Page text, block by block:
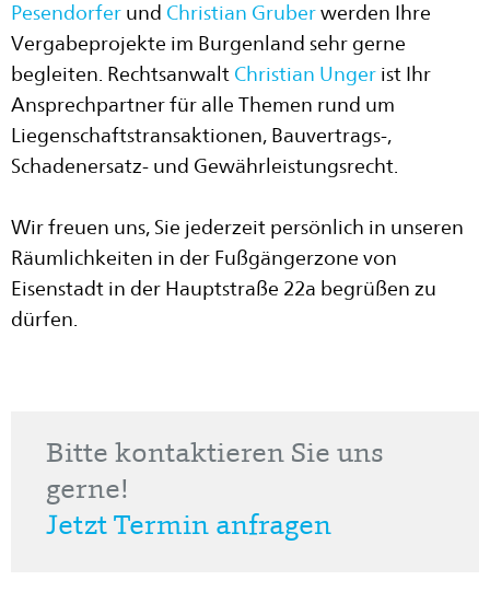
Pesendorfer und Christian Gruber werden Ihre
Vergabeprojekte im Burgenland sehr gerne
begleiten. Rechtsanwalt Christian Unger ist Ihr
Ansprechpartner für alle Themen rund um
Liegenschaftstransaktionen, Bauvertrags-,
Schadenersatz- und Gewährleistungsrecht.
Wir freuen uns, Sie jederzeit persönlich in unseren
Räumlichkeiten in der Fußgängerzone von
Eisenstadt in der Hauptstraße 22a begrüßen zu
dürfen.
Bitte kontaktieren Sie uns
gerne!
Jetzt Termin anfragen